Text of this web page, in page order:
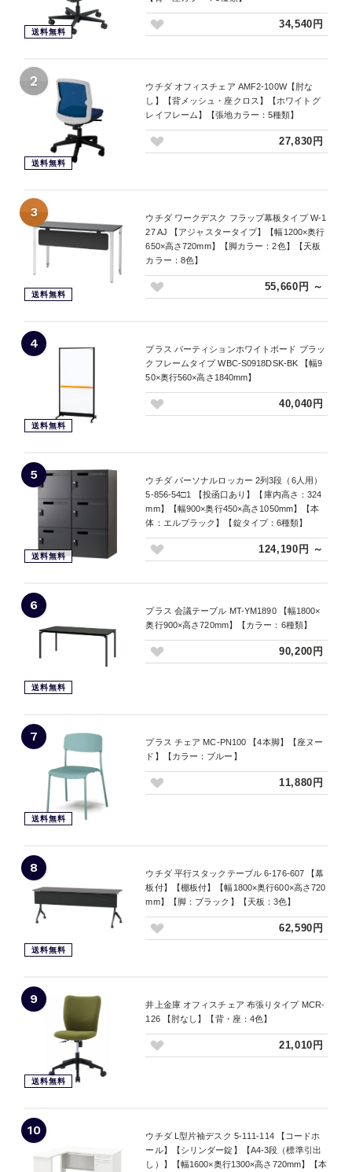
送料無料
34,540円
2
送料無料
ウチダ オフィスチェア AMF2-100W【肘な
し】【背メッシュ・座クロス】【ホワイトグ
レイフレーム】【張地カラー：5種類】
27,830円
3
送料無料
ウチダ ワークデスク フラップ幕板タイプ W-1
27 AJ 【アジャスタータイプ】【幅1200×奥行
650×高さ720mm】【脚カラー：2色】【天板
カラー：8色】
55,660円 ～
4
送料無料
プラス パーティションホワイトボード ブラッ
クフレームタイプ WBC-S0918DSK-BK 【幅9
50×奥行560×高さ1840mm】
40,040円
5
送料無料
ウチダ パーソナルロッカー 2列3段（6人用）
5-856-54□1 【投函口あり】【庫内高さ：324
mm】【幅900×奥行450×高さ1050mm】【本
体：エルブラック】【錠タイプ：6種類】
124,190円 ～
6
送料無料
プラス 会議テーブル MT-YM1890 【幅1800×
奥行900×高さ720mm】【カラー：6種類】
90,200円
7
送料無料
プラス チェア MC-PN100 【4本脚】【座ヌー
ド】【カラー：ブルー】
11,880円
8
送料無料
ウチダ 平行スタックテーブル 6-176-607 【幕
板付】【棚板付】【幅1800×奥行600×高さ720
mm】【脚：ブラック】【天板：3色】
62,590円
9
送料無料
井上金庫 オフィスチェア 布張りタイプ MCR-
126 【肘なし】【背・座：4色】
21,010円
10
ウチダ L型片袖デスク 5-111-114 【コードホ
ール】【シリンダー錠】【A4-3段（標準引出
し）】【幅1600×奥行1300×高さ720mm】【本